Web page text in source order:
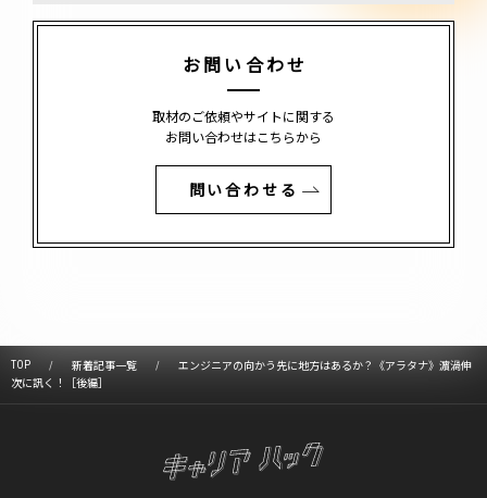
お問い合わせ
取材のご依頼やサイトに関する
お問い合わせはこちらから
問い合わせる
TOP 新着記事一覧
エンジニアの向かう先に地方はあるか？《アラタナ》濵渦伸
次に訊く！［後編］